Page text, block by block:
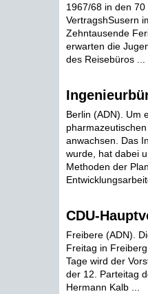
1967/68 in den
VertragshSusern
Zehntausende
erwarten die
des Reisebüros ...
Berlin (ADN). Um
anwachsen. Das
wurde, hat dabei
Methoden der
CDU-
Freibere (ADN).
Freitag in
Tage wird der
der 12. Parteitag
Hermann Kalb ...